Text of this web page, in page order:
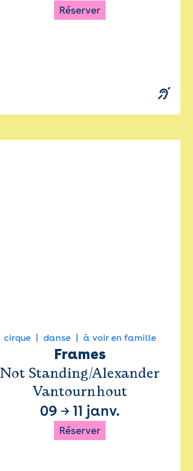
Réserver
cirque danse à voir en famille
Frames
Not Standing/Alexander
Vantournhout
09 → 11 janv.
Réserver